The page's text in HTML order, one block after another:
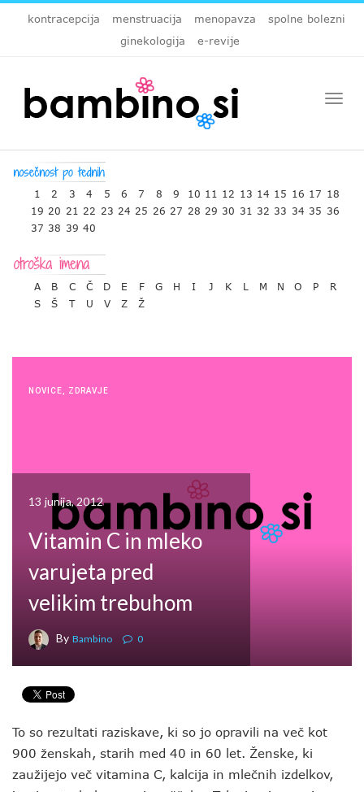
kontracepcija menstruacija menopavza
spolne bolezni
ginekologija
e-revije
1 2 3 4 5 6 7 8 9 10 11 12 13 14 15 16 17 18
19 20 21 22 23 24 25 26 27 28 29 30 31 32 33 34 35 36
37 38 39 40
A B C Č D E F G H I J K L M N O P
R
S
Š T U V Z Ž
NOVICE ZDRAVJE
13 junija, 2012
Vitamin C in mleko
varujeta pred
velikim trebuhom
By Bambino 0
To so rezultati raziskave, ki so jo opravili na več kot
900 ženskah, starih med 40 in 60 let. Ženske, ki
zaužijejo več vitamina C, kalcija in mlečnih izdelkov,